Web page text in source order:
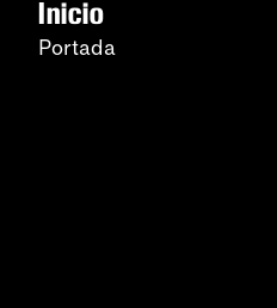
Inicio
Portada